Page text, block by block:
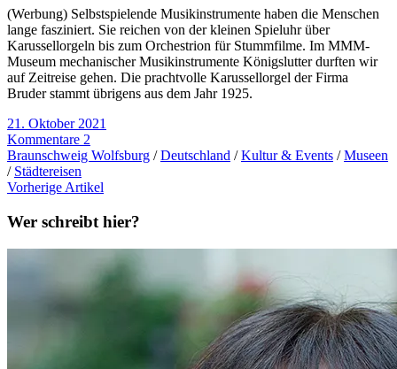
(Werbung) Selbstspielende Musikinstrumente haben die Menschen
lange fasziniert. Sie reichen von der kleinen Spieluhr über
Karussellorgeln bis zum Orchestrion für Stummfilme. Im MMM-
Museum mechanischer Musikinstrumente Königslutter durften wir
auf Zeitreise gehen. Die prachtvolle Karussellorgel der Firma
Bruder stammt übrigens aus dem Jahr 1925.
21. Oktober 2021
Kommentare 2
Braunschweig Wolfsburg /Deutschland /Kultur & Events /Museen
/ Städtereisen
Vorherige Artikel
Wer schreibt hier?